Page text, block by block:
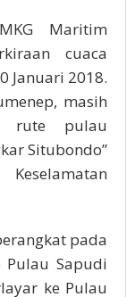
Maritim
cuaca
Januari 2018.
masih
rute pulau
Situbondo”
pada
Sapudi
ke Pulau